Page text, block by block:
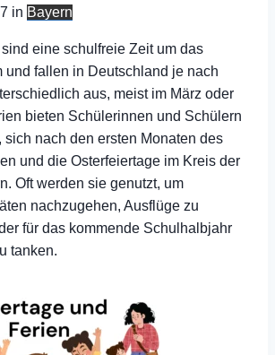
in Bayern
eine schulfreie Zeit um das
und fallen in Deutschland je nach
aus, meist im März oder
bieten Schülerinnen und Schülern
sich nach den ersten Monaten des
und die Osterfeiertage im Kreis der
Oft werden sie genutzt, um
nachzugehen, Ausflüge zu
für das kommende Schulhalbjahr
tanken.